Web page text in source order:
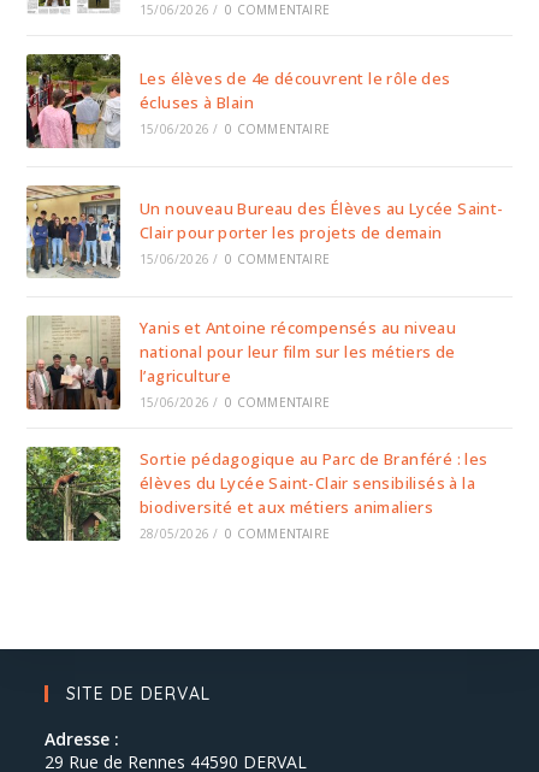
15/06/2026 / 0 COMMENTAIRE
Les élèves de 4e découvrent le rôle des
écluses à Blain
15/06/2026 / 0 COMMENTAIRE
Un nouveau Bureau des Élèves au Lycée Saint-
Clair pour porter les projets de demain
15/06/2026 / 0 COMMENTAIRE
Yanis et Antoine récompensés au niveau
national pour leur film sur les métiers de
l’agriculture
15/06/2026 / 0 COMMENTAIRE
Sortie pédagogique au Parc de Branféré : les
élèves du Lycée Saint-Clair sensibilisés à la
biodiversité et aux métiers animaliers
28/05/2026 / 0 COMMENTAIRE
SITE DE DERVAL
Adresse :
29 Rue de Rennes 44590 DERVAL